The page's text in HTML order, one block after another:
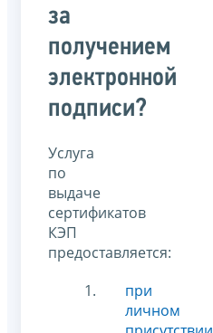
за
получением
электронной
подписи?
Услуга
по
выдаче
сертификатов
КЭП
предоставляется:
при
личном